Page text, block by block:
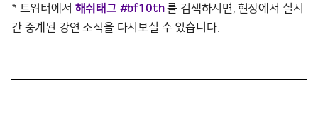
* 트위터에서 해쉬태그 #bf10th를 검색하시면, 현장에서 실시
간 중계된 강연 소식을 다시보실 수 있습니다.